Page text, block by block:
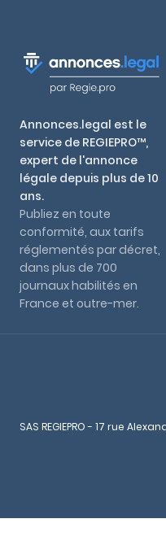
simplifier la gestion.
Annonces.legal est le
service de REGIEPRO™,
expert de l'annonce
légale depuis plus de 10
ans.
Publiez en toute
conformité, aux tarifs
réglementés par décret,
dans plus de 700
journaux habilités en
France et outre-mer.
SAS REGIEPRO - 17 rue